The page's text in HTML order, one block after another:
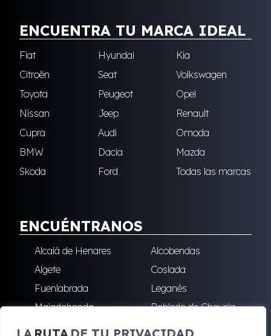
ENCUENTRA TU MARCA IDEAL
Fiat Hyundai
Kia
Citroën
Seat
Volkswagen
Toyota
Peugeot
Opel
Nissan
Jeep
Renault
Cupra
Audi
Omoda
BMW
Dacia
Mazda
Skoda
Ford Todas las marcas
ENCUÉNTRANOS
Alcalá de Henares
Alcobendas
Algete
Coslada
Fuenlabrada
Leganés
Majadahonda
Robledo de Chavela